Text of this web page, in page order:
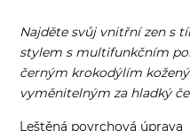
Najděte svůj vnitřní zen s
stylem s multifunkčním
černým krokodýlím
vyměnitelným za hladký
Leštěná povrchová úprava